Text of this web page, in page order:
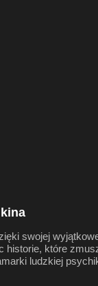
swojej
które
ludzkiej